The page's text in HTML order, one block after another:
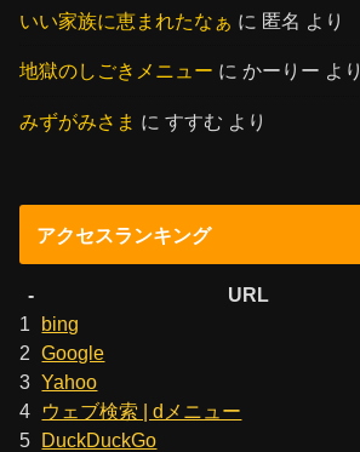
いい家族に恵まれたなぁ に 匿名 より
地獄のしごきメニュー にかーりー より
みずがみさま にすすむ より
アクセスランキング
-
URL
1
bing
2 Google
3 Yahoo
4
ウェブ検索 | dメニュー
5 DuckDuckGo